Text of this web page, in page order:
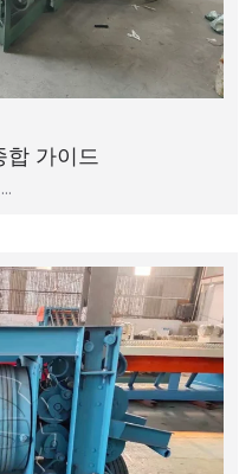
합 가이드